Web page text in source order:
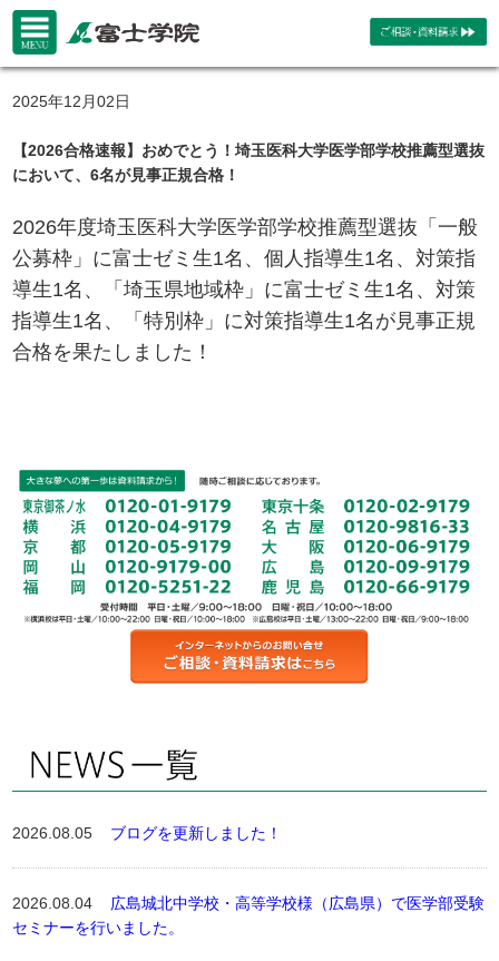
2025年12月02日
【2026合格速報】おめでとう！埼玉医科大学医学部学校推薦型選抜
において、6名が見事正規合格！
2026年度埼玉医科大学医学部学校推薦型選抜「一般
公募枠」に富士ゼミ生1名、個人指導生1名、対策指
導生1名、「埼玉県地域枠」に富士ゼミ生1名、対策
指導生1名、「特別枠」に対策指導生1名が見事正規
合格を果たしました！
2026.08.05 ブログを更新しました！
2026.08.04 広島城北中学校・高等学校様（広島県）で医学部受験
セミナーを行いました。